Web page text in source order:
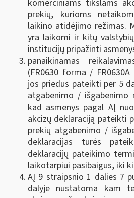
komerciniams tikslams
prekių, kurioms
laikino atidėjimo režimas.
yra laikomi ir kitų
institucijų pripažinti
panaikinamas
(FR0630 forma /
jos priedus pateikti per 5
atgabenimo /
kad asmenys pagal AĮ
akcizų deklaraciją pateikti
prekių atgabenimo /
deklaracijas turės
deklaracijų pateikimo
laikotarpiui pasibaigus, iki
AĮ 9 straipsnio 1 dalies 7
dalyje nustatoma kam